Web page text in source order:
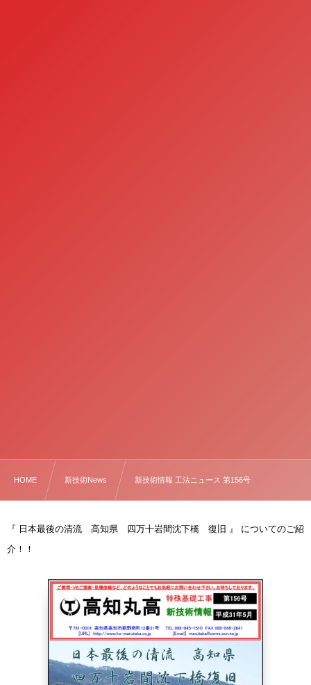
HOME 新技術News 新技術情報 工法ニュース 第156号
『 日本最後の清流 高知県 四万十岩間沈下橋 復旧 』
についてのご紹
介！！